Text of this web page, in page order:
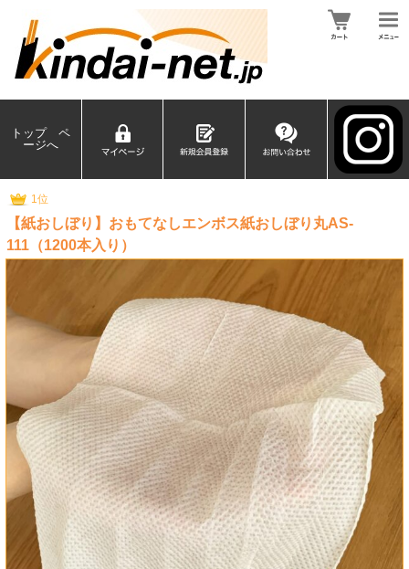
トップ ペ
ージへ
1位
【紙おしぼり】おもてなしエンボス紙おしぼり丸AS-
111（1200本入り）